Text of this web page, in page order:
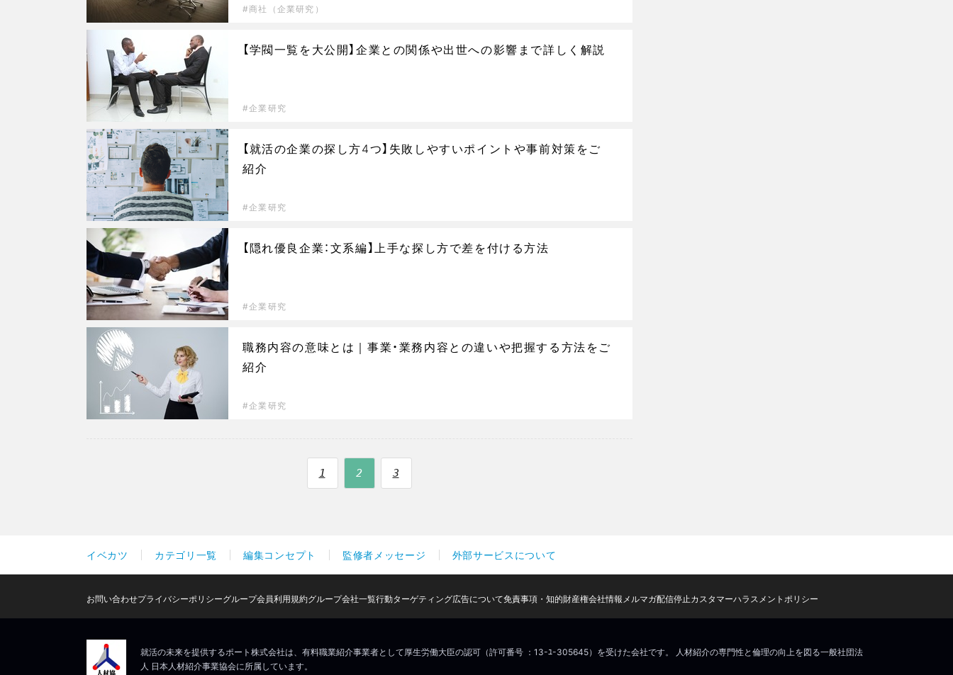
商社（企業研究）
【学閥一覧を大公開】企業との関係や出世への影響まで詳しく解説
企業研究
【就活の企業の探し方4つ】失敗しやすいポイントや事前対策をご
紹介
企業研究
【隠れ優良企業：文系編】上手な探し方で差を付ける方法
企業研究
職務内容の意味とは｜事業・業務内容との違いや把握する方法をご
紹介
企業研究
1 2 3
イベカツ カテゴリ一覧 編集コンセプト 監修者メッセージ 外部サービスについて
お問い合わせプライバシーポリシーグループ会員利用規約グループ会社一覧行動ターゲティング広告について免責事項・知的財産権会社情報 メルマガ配信停止カスタマーハラスメントポリシー